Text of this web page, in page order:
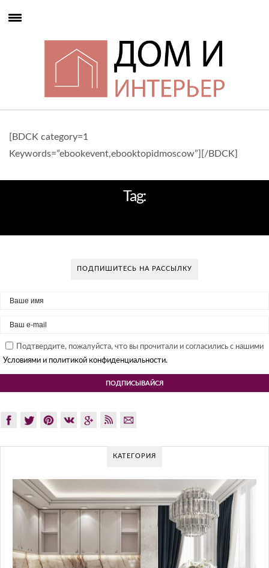
[BDCK category=1
Keywords=”ebookevent,ebooktopidmoscow”][/BDCK]
Tag:
ПОДПИШИТЕСЬ НА РАССЫЛКУ
Подтвердите, пожалуйста, что вы прочитали и согласились с нашими
Условиями и политикой конфиденциальности.
КАТЕГОРИЯ